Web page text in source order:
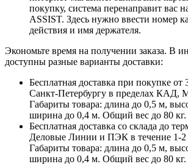
покупку, система перенаправит вас
ASSIST. Здесь нужно ввести номер
действия и имя держателя.
Экономьте время на получении заказа. В
доступны разные варианты доставки:
Бесплатная доставка при покупке от
Санкт-Петербургу в пределах КАД,
Габариты товара: длина до 0,5 м,
ширина до 0,4 м. Общий вес до 80 кг.
Бесплатная доставка со склада до
Деловые Линии и ПЭК в течение 1-2
Габариты товара: длина до 0,5 м,
ширина до 0,4 м. Общий вес до 80 кг.